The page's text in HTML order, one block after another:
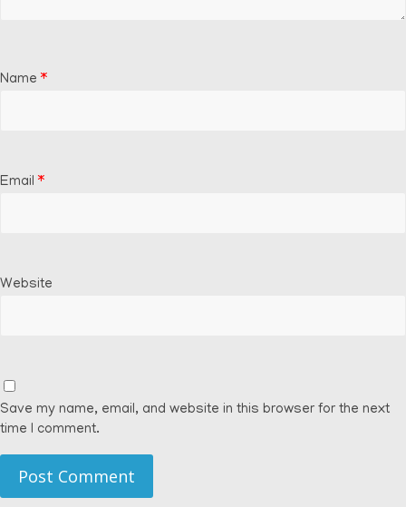
Name *
Email *
Website
Save my name, email, and website in this browser for the next
time I comment.